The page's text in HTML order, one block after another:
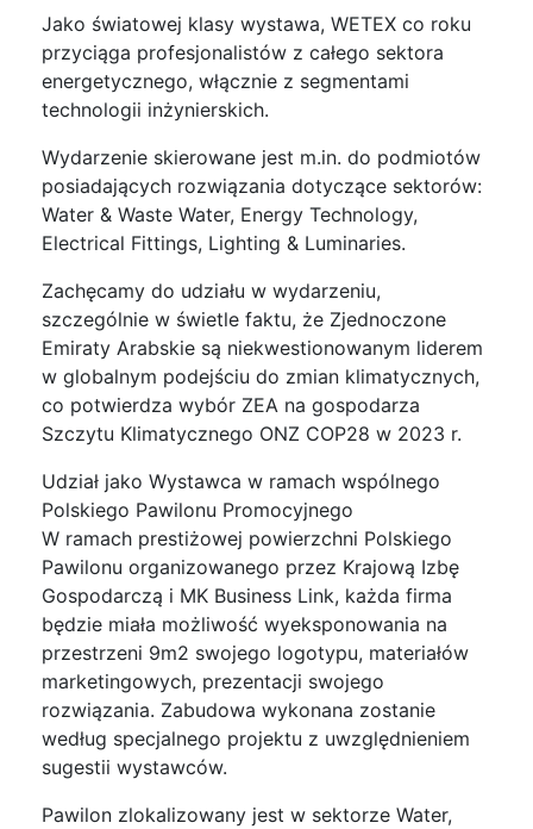
Jako światowej klasy wystawa, WETEX co roku
przyciąga profesjonalistów z całego sektora
energetycznego, włącznie z segmentami
technologii inżynierskich.
Wydarzenie skierowane jest m.in. do podmiotów
posiadających rozwiązania dotyczące sektorów:
Water & Waste Water, Energy Technology,
Electrical Fittings, Lighting & Luminaries.
Zachęcamy do udziału w wydarzeniu,
szczególnie w świetle faktu, że Zjednoczone
Emiraty Arabskie są niekwestionowanym liderem
w globalnym podejściu do zmian klimatycznych,
co potwierdza wybór ZEA na gospodarza
Szczytu Klimatycznego ONZ COP28 w 2023 r.
Udział jako Wystawca w ramach wspólnego
Polskiego Pawilonu Promocyjnego
W ramach prestiżowej powierzchni Polskiego
Pawilonu organizowanego przez Krajową Izbę
Gospodarczą i MK Business Link, każda firma
będzie miała możliwość wyeksponowania na
przestrzeni 9m2 swojego logotypu, materiałów
marketingowych, prezentacji swojego
rozwiązania. Zabudowa wykonana zostanie
według specjalnego projektu z uwzględnieniem
sugestii wystawców.
Pawilon zlokalizowany jest w sektorze Water,